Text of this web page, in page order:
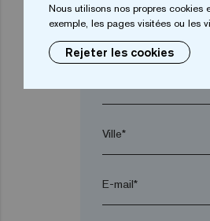
Je veux
Ville*
E-mail*
Nous utilisons nos propres
exemple, les pages visitées ou les
Rejeter les cookies